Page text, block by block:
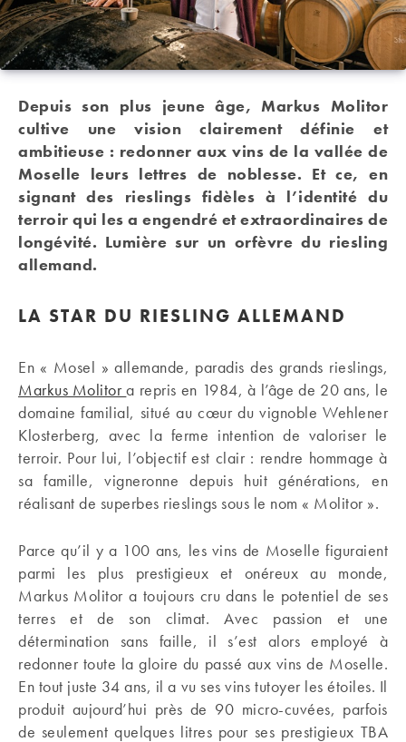
Depuis son plus jeune âge, Markus Molitor
cultive une vision clairement définie et
ambitieuse : redonner aux vins de la vallée de
Moselle leurs lettres de noblesse. Et ce, en
signant des rieslings fidèles à l’identité du
terroir qui les a engendré et extraordinaires de
longévité. Lumière sur un orfèvre du riesling
allemand.
LA STAR DU RIESLING ALLEMAND
En « Mosel » allemande, paradis des grands rieslings,
Markus Molitora repris en 1984, à l’âge de 20 ans, le
domaine familial, situé au cœur du vignoble Wehlener
Klosterberg, avec la ferme intention de valoriser le
terroir. Pour lui, l’objectif est clair : rendre hommage à
sa famille, vigneronne depuis huit générations, en
réalisant de superbes rieslings sous le nom « Molitor ».
Parce qu’il y a 100 ans, les vins de Moselle figuraient
parmi les plus prestigieux et onéreux au monde,
Markus Molitor a toujours cru dans le potentiel de ses
terres et de son climat. Avec passion et une
détermination sans faille, il s’est alors employé à
redonner toute la gloire du passé aux vins de Moselle.
En tout juste 34 ans, il a vu ses vins tutoyer les étoiles. Il
produit aujourd’hui près de 90 micro-cuvées, parfois
de seulement quelques litres pour ses prestigieux TBA